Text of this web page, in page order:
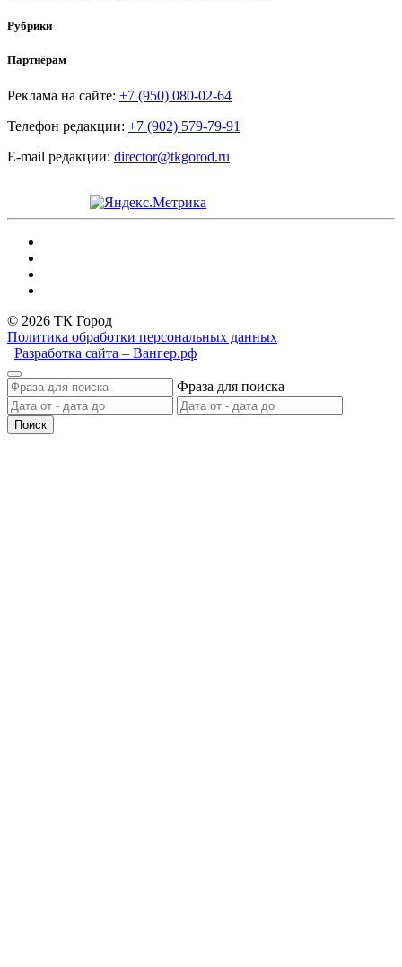
Рубрики
Партнёрам
Реклама на сайте: +7 (950) 080-02-64
Телефон редакции: +7 (902) 579-79-91
E-mail редакции: director@tkgorod.ru
© 2026 ТК Город
Политика обработки персональных данных
Разработка сайта – Вангер.рф
Фраза для поиска
Поиск